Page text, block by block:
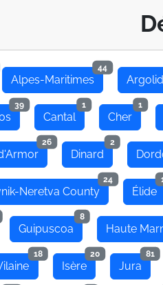
Alpes-Maritimes
44
39
Cantal
1
Cher
1
26
Dinard
2
Neretva County
24
Élide
Guipuscoa
8
Haute
18
Isère
20
Jura
81